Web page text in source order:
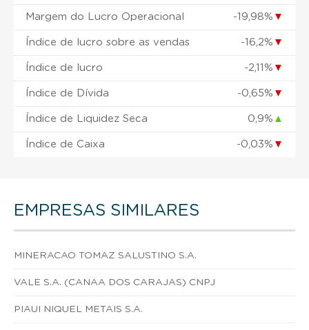
Margem do Lucro Operacional -19,98% ▼
Índice de lucro sobre as vendas -16,2% ▼
Índice de lucro -2,11% ▼
Índice de Dívida -0,65% ▼
Índice de Liquidez Seca 0,9% ▲
Índice de Caixa -0,03% ▼
EMPRESAS SIMILARES
MINERACAO TOMAZ SALUSTINO S.A.
VALE S.A. (CANAA DOS CARAJAS) CNPJ
PIAUI NIQUEL METAIS S.A.